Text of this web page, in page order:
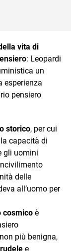
vita di
: Leopardi
un
esperienza
pensiero
storico, per cui
capacità di
gli uomini
delle
all’uomo per
cosmico è
più benigna,
e